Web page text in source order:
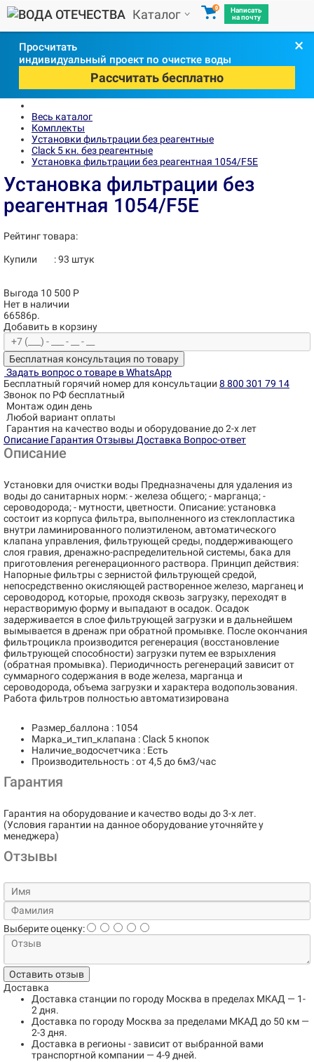
Каталог 0
Написать
на почту
Просчитать
индивидуальный проект по очистке воды
Рассчитать бесплатно
×
Весь каталог
Комплекты
Установки фильтрации без реагентные
Clack 5 кн. без реагентные
Установка фильтрации без реагентная 1054/F5Е
Установка фильтрации без
реагентная 1054/F5Е
Рейтинг товара:
Купили :93 штук
Выгода 10 500 Р
Нет в наличии
66586р.
Добавить в корзину
Бесплатная консультация по товару
Задать вопрос о товаре в WhatsApp
Бесплатный горячий номер для консультации 8 800 301 79 14
Звонок по РФ бесплатный
Монтаж один день
Любой вариант оплаты
Гарантия на качество воды и оборудование до 2-х лет
Описание Гарантия Отзывы Доставка Вопрос-ответ
Описание
Установки для очистки воды Предназначены для удаления из
воды до санитарных норм: - железа общего; - марганца; -
сероводорода; - мутности, цветности. Описание: установка
состоит из корпуса фильтра, выполненного из стеклопластика
внутри ламинированного полиэтиленом, автоматического
клапана управления, фильтрующей среды, поддерживающего
слоя гравия, дренажно-распределительной системы, бака для
приготовления регенерационного раствора. Принцип действия:
Напорные фильтры с зернистой фильтрующей средой,
непосредственно окисляющей растворенное железо, марганец и
сероводород, которые, проходя сквозь загрузку, переходят в
нерастворимую форму и выпадают в осадок. Осадок
задерживается в слое фильтрующей загрузки и в дальнейшем
вымывается в дренаж при обратной промывке. После окончания
фильтроцикла производится регенерация (восстановление
фильтрующей способности) загрузки путем ее взрыхления
(обратная промывка). Периодичность регенераций зависит от
суммарного содержания в воде железа, марганца и
сероводорода, объема загрузки и характера водопользования.
Работа фильтров полностью автоматизирована
Размер_баллона : 1054
Марка_и_тип_клапана : Clack 5 кнопок
Наличие_водосчетчика : Есть
Производительность : от 4,5 до 6м3/час
Гарантия
Гарантия на оборудование и качество воды до 3-х лет.
(Условия гарантии на данное оборудование уточняйте у
менеджера)
Отзывы
Выберите оценку:
Оставить отзыв
Доставка
Доставка станции по городу Москва в пределах МКАД — 1-
2 дня.
Доставка по городу Москва за пределами МКАД до 50 км —
2-3 дня.
Доставка в регионы - зависит от выбранной вами
транспортной компании — 4-9 дней.